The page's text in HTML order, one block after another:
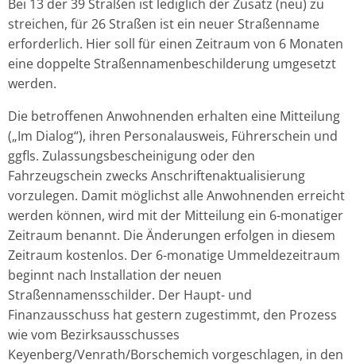
Bei 13 der 39 Straßen ist lediglich der Zusatz (neu) zu
streichen, für 26 Straßen ist ein neuer Straßenname
erforderlich. Hier soll für einen Zeitraum von 6 Monaten
eine doppelte Straßennamenbeschilderung umgesetzt
werden.
Die betroffenen Anwohnenden erhalten eine Mitteilung
(„Im Dialog“), ihren Personalausweis, Führerschein und
ggfls. Zulassungsbescheinigung oder den
Fahrzeugschein zwecks Anschriftenaktualisierung
vorzulegen. Damit möglichst alle Anwohnenden erreicht
werden können, wird mit der Mitteilung ein 6-monatiger
Zeitraum benannt. Die Änderungen erfolgen in diesem
Zeitraum kostenlos. Der 6-monatige Ummeldezeitraum
beginnt nach Installation der neuen
Straßennamensschilder. Der Haupt- und
Finanzausschuss hat gestern zugestimmt, den Prozess
wie vom Bezirksausschusses
Keyenberg/Venrath/Borschemich vorgeschlagen, in den